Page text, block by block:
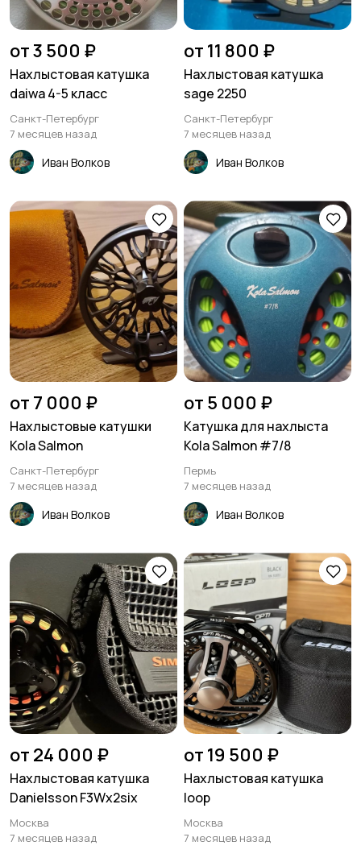
от 3 500 ₽
Нахлыстовая катушка
daiwa 4-5 класс
Санкт-Петербург
7 месяцев назад
Иван Волков
от 11 800 ₽
Нахлыстовая катушка
sage 2250
Санкт-Петербург
7 месяцев назад
Иван Волков
от 7 000 ₽
Нахлыстовые катушки
Kola Salmon
Санкт-Петербург
7 месяцев назад
Иван Волков
от 5 000 ₽
Катушка для нахлыста
Kola Salmon #7/8
Пермь
7 месяцев назад
Иван Волков
от 24 000 ₽
Нахлыстовая катушка
Danielsson F3Wx2six
Москва
7 месяцев назад
от 19 500 ₽
Нахлыстовая катушка
loop
Москва
7 месяцев назад